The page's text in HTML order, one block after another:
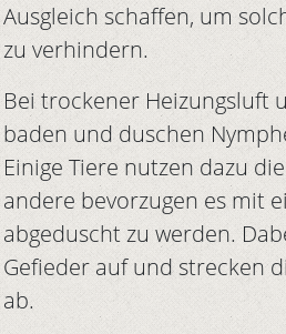
Ausgleich schaffen, um
zu verhindern.
Bei trockener Heizungsluft
baden und duschen
Einige Tiere nutzen dazu
andere bevorzugen es mit
abgeduscht zu werden.
Gefieder auf und strecken
ab.